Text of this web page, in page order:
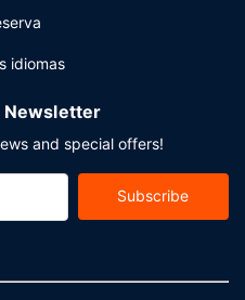
idiomas
Newsletter
and special offers!
Subscribe